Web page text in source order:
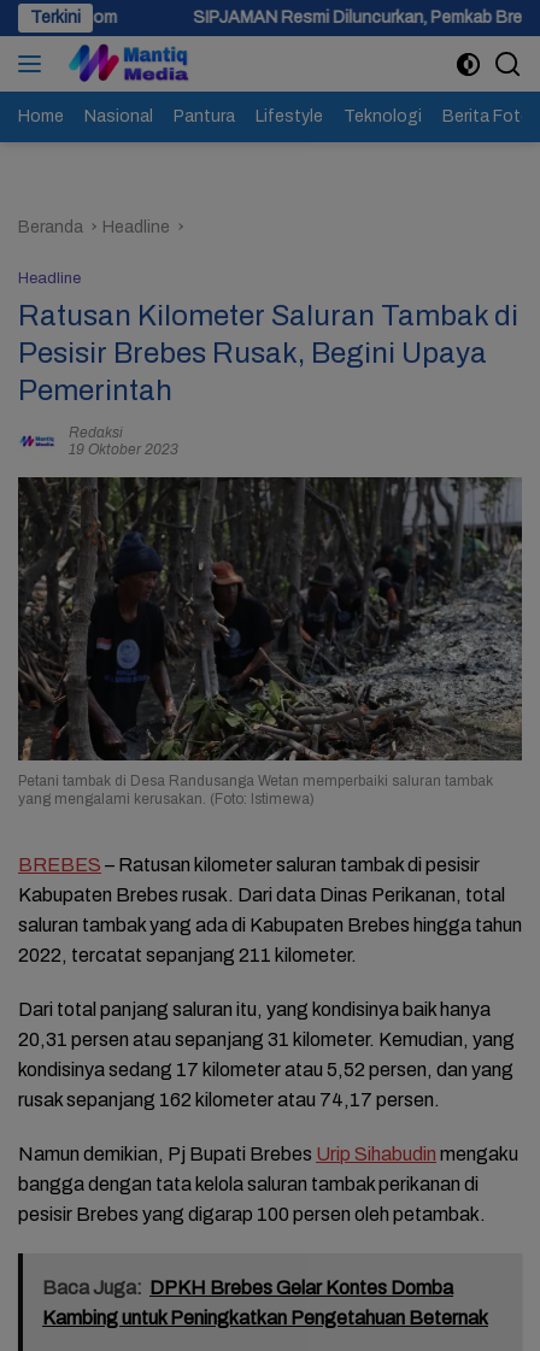
Langsung
ke
konten
Terkini
SIPJAMAN Resmi Diluncurkan, Pemkab Brebes Percepat
Home Nasional Pantura Lifestyle Teknologi Berita Foto
Beranda Headline
Headline
Ratusan Kilometer Saluran Tambak di
Pesisir Brebes Rusak, Begini Upaya
Pemerintah
Redaksi
19 Oktober 2023
Petani tambak di Desa Randusanga Wetan memperbaiki saluran tambak
yang mengalami kerusakan. (Foto: Istimewa)
BREBES – Ratusan kilometer saluran tambak di pesisir
Kabupaten Brebes rusak. Dari data Dinas Perikanan, total
saluran tambak yang ada di Kabupaten Brebes hingga tahun
2022, tercatat sepanjang 211 kilometer.
Dari total panjang saluran itu, yang kondisinya baik hanya
20,31 persen atau sepanjang 31 kilometer. Kemudian, yang
kondisinya sedang 17 kilometer atau 5,52 persen, dan yang
rusak sepanjang 162 kilometer atau 74,17 persen.
Namun demikian, Pj Bupati Brebes Urip Sihabudin mengaku
bangga dengan tata kelola saluran tambak perikanan di
pesisir Brebes yang digarap 100 persen oleh petambak.
Baca Juga: DPKH Brebes Gelar Kontes Domba
Kambing untuk Peningkatkan Pengetahuan Beternak